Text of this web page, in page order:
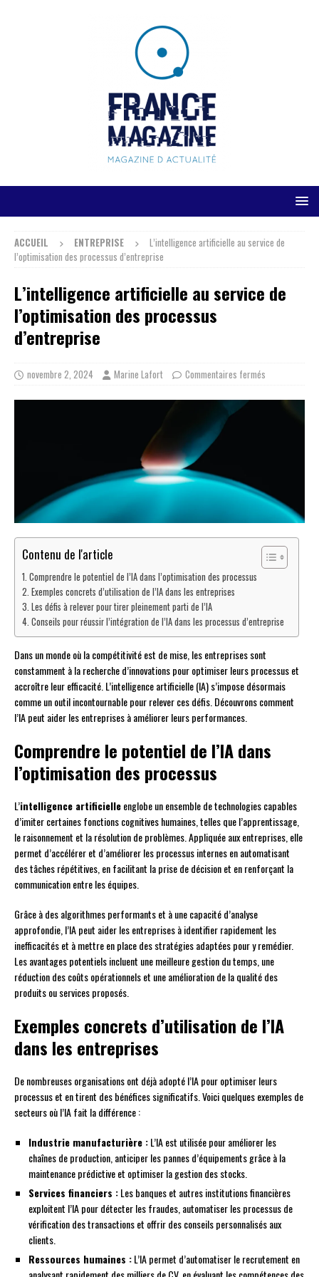
ACCUEIL ENTREPRISE
L’intelligence artificielle au service de
l’optimisation des processus d’entreprise
L’intelligence artificielle au service de
l’optimisation des processus
d’entreprise
novembre 2, 2024 Marine Lafort Commentaires fermés
Contenu de l'article
Comprendre le potentiel de l’IA dans l’optimisation des processus
Exemples concrets d’utilisation de l’IA dans les entreprises
Les défis à relever pour tirer pleinement parti de l’IA
Conseils pour réussir l’intégration de l’IA dans les processus d’entreprise
Dans un monde où la compétitivité est de mise, les entreprises sont
constamment à la recherche d’innovations pour optimiser leurs processus et
accroître leur efficacité. L’intelligence artificielle (IA) s’impose désormais
comme un outil incontournable pour relever ces défis. Découvrons comment
l’IA peut aider les entreprises à améliorer leurs performances.
Comprendre le potentiel de l’IA dans
l’optimisation des processus
L’intelligence artificielleenglobe un ensemble de technologies capables
d’imiter certaines fonctions cognitives humaines, telles que l’apprentissage,
le raisonnement et la résolution de problèmes. Appliquée aux entreprises, elle
permet d’accélérer et d’améliorer les processus internes en automatisant
des tâches répétitives, en facilitant la prise de décision et en renforçant la
communication entre les équipes.
Grâce à des algorithmes performants et à une capacité d’analyse
approfondie, l’IA peut aider les entreprises à identifier rapidement les
inefficacités et à mettre en place des stratégies adaptées pour y remédier.
Les avantages potentiels incluent une meilleure gestion du temps, une
réduction des coûts opérationnels et une amélioration de la qualité des
produits ou services proposés.
Exemples concrets d’utilisation de l’IA
dans les entreprises
De nombreuses organisations ont déjà adopté l’IA pour optimiser leurs
processus et en tirent des bénéfices significatifs. Voici quelques exemples de
secteurs où l’IA fait la différence :
Industrie manufacturière :L’IA est utilisée pour améliorer les
chaînes de production, anticiper les pannes d’équipements grâce à la
maintenance prédictive et optimiser la gestion des stocks.
Services financiers :Les banques et autres institutions financières
exploitent l’IA pour détecter les fraudes, automatiser les processus de
vérification des transactions et offrir des conseils personnalisés aux
clients.
Ressources humaines :L’IA permet d’automatiser le recrutement en